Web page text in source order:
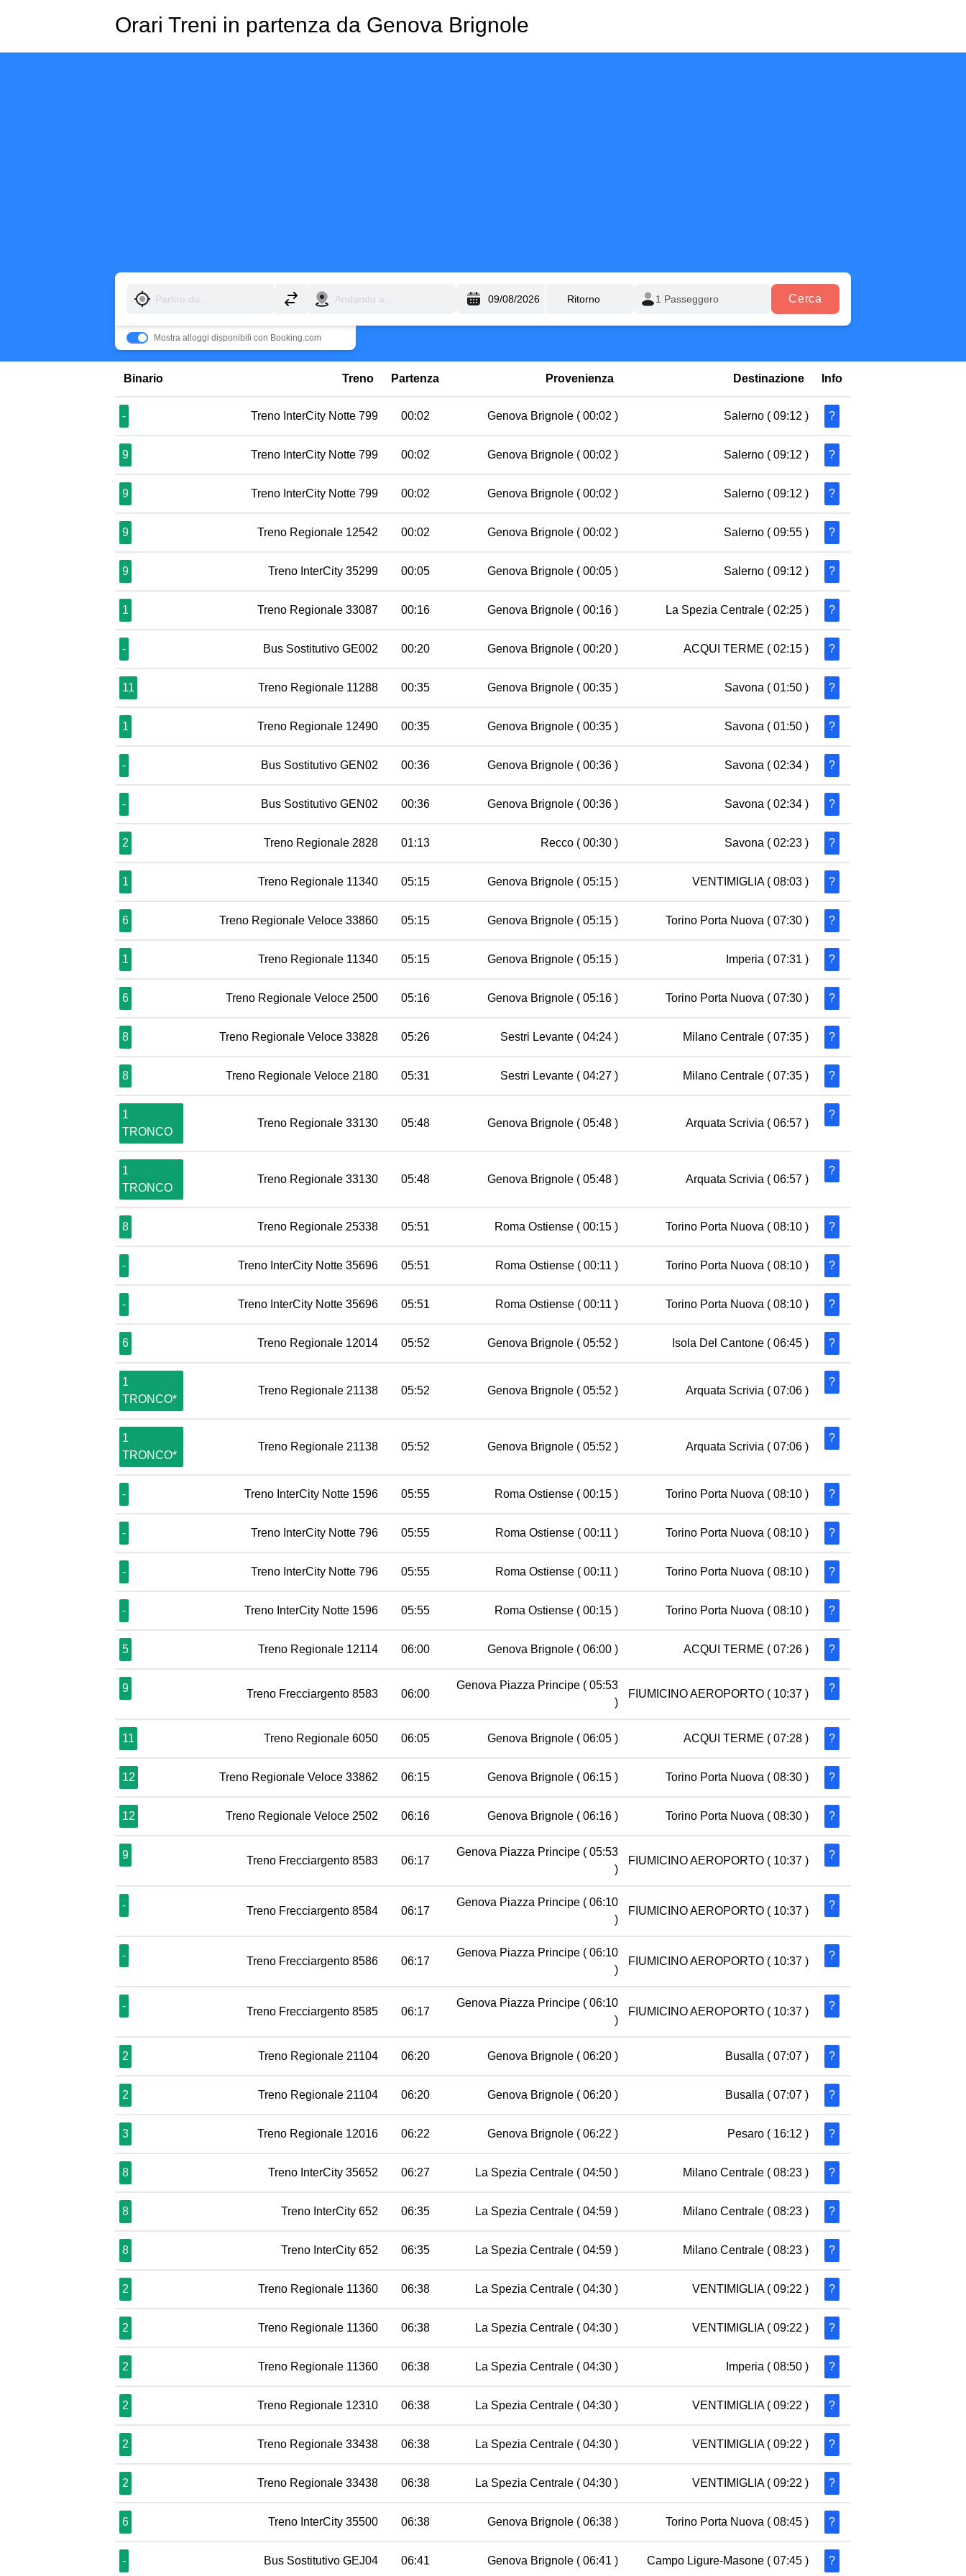
Orari Treni in partenza da Genova Brignole
Cerca
Mostra alloggi disponibili con Booking.com
Binario Treno Partenza Provenienza Destinazione Info
- Treno InterCity Notte 799 00:02 Genova Brignole ( 00:02 ) Salerno ( 09:12 ) ?
9 Treno InterCity Notte 799 00:02 Genova Brignole ( 00:02 ) Salerno ( 09:12 ) ?
9 Treno InterCity Notte 799 00:02 Genova Brignole ( 00:02 ) Salerno ( 09:12 ) ?
9 Treno Regionale 12542 00:02 Genova Brignole ( 00:02 ) Salerno ( 09:55 ) ?
9 Treno InterCity 35299 00:05 Genova Brignole ( 00:05 ) Salerno ( 09:12 ) ?
1 Treno Regionale 33087 00:16 Genova Brignole ( 00:16 ) La Spezia Centrale ( 02:25 ) ?
- Bus Sostitutivo GE002 00:20 Genova Brignole ( 00:20 ) ACQUI TERME ( 02:15 ) ?
11 Treno Regionale 11288 00:35 Genova Brignole ( 00:35 ) Savona ( 01:50 ) ?
1 Treno Regionale 12490 00:35 Genova Brignole ( 00:35 ) Savona ( 01:50 ) ?
- Bus Sostitutivo GEN02 00:36 Genova Brignole ( 00:36 ) Savona ( 02:34 ) ?
- Bus Sostitutivo GEN02 00:36 Genova Brignole ( 00:36 ) Savona ( 02:34 ) ?
2 Treno Regionale 2828 01:13 Recco ( 00:30 ) Savona ( 02:23 ) ?
1 Treno Regionale 11340 05:15 Genova Brignole ( 05:15 ) VENTIMIGLIA ( 08:03 ) ?
6 Treno Regionale Veloce 33860 05:15 Genova Brignole ( 05:15 ) Torino Porta Nuova ( 07:30 ) ?
1 Treno Regionale 11340 05:15 Genova Brignole ( 05:15 ) Imperia ( 07:31 ) ?
6 Treno Regionale Veloce 2500 05:16 Genova Brignole ( 05:16 ) Torino Porta Nuova ( 07:30 ) ?
8 Treno Regionale Veloce 33828 05:26 Sestri Levante ( 04:24 ) Milano Centrale ( 07:35 ) ?
8 Treno Regionale Veloce 2180 05:31 Sestri Levante ( 04:27 ) Milano Centrale ( 07:35 ) ?
1
TRONCO
Treno Regionale 33130 05:48 Genova Brignole ( 05:48 ) Arquata Scrivia ( 06:57 )
?
1
TRONCO
Treno Regionale 33130 05:48 Genova Brignole ( 05:48 ) Arquata Scrivia ( 06:57 )
?
8 Treno Regionale 25338 05:51 Roma Ostiense ( 00:15 ) Torino Porta Nuova ( 08:10 ) ?
- Treno InterCity Notte 35696 05:51 Roma Ostiense ( 00:11 ) Torino Porta Nuova ( 08:10 ) ?
- Treno InterCity Notte 35696 05:51 Roma Ostiense ( 00:11 ) Torino Porta Nuova ( 08:10 ) ?
6 Treno Regionale 12014 05:52 Genova Brignole ( 05:52 ) Isola Del Cantone ( 06:45 ) ?
1
TRONCO*
Treno Regionale 21138 05:52 Genova Brignole ( 05:52 ) Arquata Scrivia ( 07:06 )
?
1
TRONCO*
Treno Regionale 21138 05:52 Genova Brignole ( 05:52 ) Arquata Scrivia ( 07:06 )
?
- Treno InterCity Notte 1596 05:55 Roma Ostiense ( 00:15 ) Torino Porta Nuova ( 08:10 ) ?
- Treno InterCity Notte 796 05:55 Roma Ostiense ( 00:11 ) Torino Porta Nuova ( 08:10 ) ?
- Treno InterCity Notte 796 05:55 Roma Ostiense ( 00:11 ) Torino Porta Nuova ( 08:10 ) ?
- Treno InterCity Notte 1596 05:55 Roma Ostiense ( 00:15 ) Torino Porta Nuova ( 08:10 ) ?
5 Treno Regionale 12114 06:00 Genova Brignole ( 06:00 ) ACQUI TERME ( 07:26 ) ?
9 Treno Frecciargento 8583 06:00
Genova Piazza Principe ( 05:53
)
FIUMICINO AEROPORTO ( 10:37 ) ?
11 Treno Regionale 6050 06:05 Genova Brignole ( 06:05 ) ACQUI TERME ( 07:28 ) ?
12 Treno Regionale Veloce 33862 06:15 Genova Brignole ( 06:15 ) Torino Porta Nuova ( 08:30 ) ?
12 Treno Regionale Veloce 2502 06:16 Genova Brignole ( 06:16 ) Torino Porta Nuova ( 08:30 ) ?
9 Treno Frecciargento 8583 06:17
Genova Piazza Principe ( 05:53
)
FIUMICINO AEROPORTO ( 10:37 ) ?
- Treno Frecciargento 8584 06:17
Genova Piazza Principe ( 06:10
)
FIUMICINO AEROPORTO ( 10:37 ) ?
- Treno Frecciargento 8586 06:17
Genova Piazza Principe ( 06:10
)
FIUMICINO AEROPORTO ( 10:37 ) ?
- Treno Frecciargento 8585 06:17
Genova Piazza Principe ( 06:10
)
FIUMICINO AEROPORTO ( 10:37 ) ?
2 Treno Regionale 21104 06:20 Genova Brignole ( 06:20 ) Busalla ( 07:07 ) ?
2 Treno Regionale 21104 06:20 Genova Brignole ( 06:20 ) Busalla ( 07:07 ) ?
3 Treno Regionale 12016 06:22 Genova Brignole ( 06:22 ) Pesaro ( 16:12 ) ?
8 Treno InterCity 35652 06:27 La Spezia Centrale ( 04:50 ) Milano Centrale ( 08:23 ) ?
8 Treno InterCity 652 06:35 La Spezia Centrale ( 04:59 ) Milano Centrale ( 08:23 ) ?
8 Treno InterCity 652 06:35 La Spezia Centrale ( 04:59 ) Milano Centrale ( 08:23 ) ?
2 Treno Regionale 11360 06:38 La Spezia Centrale ( 04:30 ) VENTIMIGLIA ( 09:22 ) ?
2 Treno Regionale 11360 06:38 La Spezia Centrale ( 04:30 ) VENTIMIGLIA ( 09:22 ) ?
2 Treno Regionale 11360 06:38 La Spezia Centrale ( 04:30 ) Imperia ( 08:50 ) ?
2 Treno Regionale 12310 06:38 La Spezia Centrale ( 04:30 ) VENTIMIGLIA ( 09:22 ) ?
2 Treno Regionale 33438 06:38 La Spezia Centrale ( 04:30 ) VENTIMIGLIA ( 09:22 ) ?
2 Treno Regionale 33438 06:38 La Spezia Centrale ( 04:30 ) VENTIMIGLIA ( 09:22 ) ?
6 Treno InterCity 35500 06:38 Genova Brignole ( 06:38 ) Torino Porta Nuova ( 08:45 ) ?
- Bus Sostitutivo GEJ04 06:41 Genova Brignole ( 06:41 ) Campo Ligure-Masone ( 07:45 ) ?